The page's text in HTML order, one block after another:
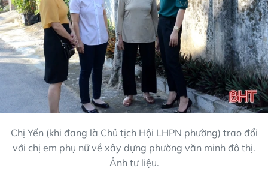
Chị Yến (khi đang là Chủ tịch Hội LHPN phường) trao đổi
với chị em phụ nữ về xây dựng phường văn minh đô thị.
Ảnh tư liệu.